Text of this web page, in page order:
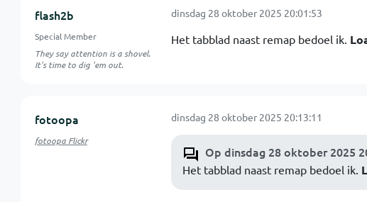
flash2b
Special Member
They say attention is a shovel.
It's time to dig 'em out.
dinsdag 28 oktober 2025 20:01:53
Het tabblad naast remap bedoel ik.
fotoopa
fotoopa Flickr
dinsdag 28 oktober 2025 20:13:11
Op dinsdag 28 oktober 2025
Het tabblad naast remap bedoel ik.